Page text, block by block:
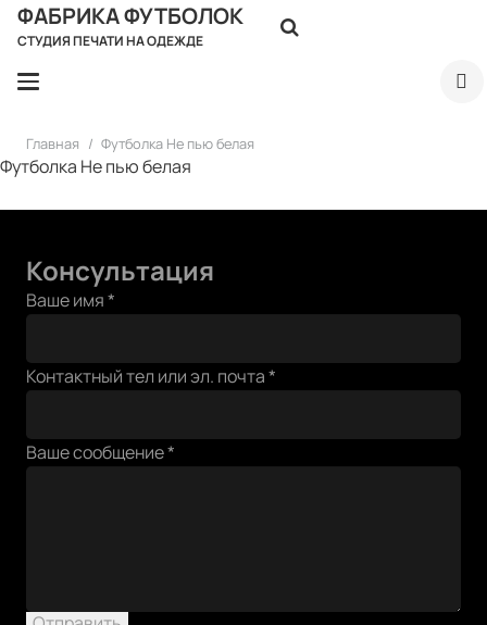
ФАБРИКА ФУТБОЛОК
СТУДИЯ ПЕЧАТИ НА ОДЕЖДЕ
Главная / Футболка Не пью белая
Футболка Не пью белая
Консультация
тел
Ваше имя*
Контактный тел или эл. почта*
Ваше сообщение*